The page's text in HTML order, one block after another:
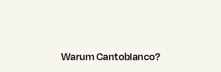
WarumCantoblanco?